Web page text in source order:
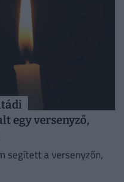
egy versenyző,
segített a versenyzőn,